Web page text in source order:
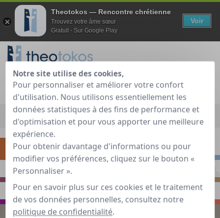
Je teste gratuitement Déjà membre ?
Accueil»Guide de rencontre chrétienne»S'interroger»Quand
commence le temps de fiançailles ?
S'INTERROGER RENCONTRER
PRIER
VOYAGER ECHANGER
Theotokos — Rencontre chrétienne
Trouvez votre âme sœur
Gratuit - Sur Google Play
Voir
Notre site utilise des cookies,
Pour personnaliser et améliorer votre confort
d'utilisation. Nous utilisons essentiellement les
données statistiques à des fins de performance et
d'optimisation et pour vous apporter une meilleure
expérience.
Pour obtenir davantage d'informations ou pour
modifier vos préférences, cliquez sur le bouton «
Personnaliser ».
Pour en savoir plus sur ces cookies et le traitement
de vos données personnelles, consultez notre
politique de confidentialité.